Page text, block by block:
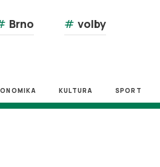
Brno # volby
KULTURA SPORT